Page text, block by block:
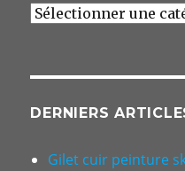
Catégories
DERNIERS
Gilet cuir peinture